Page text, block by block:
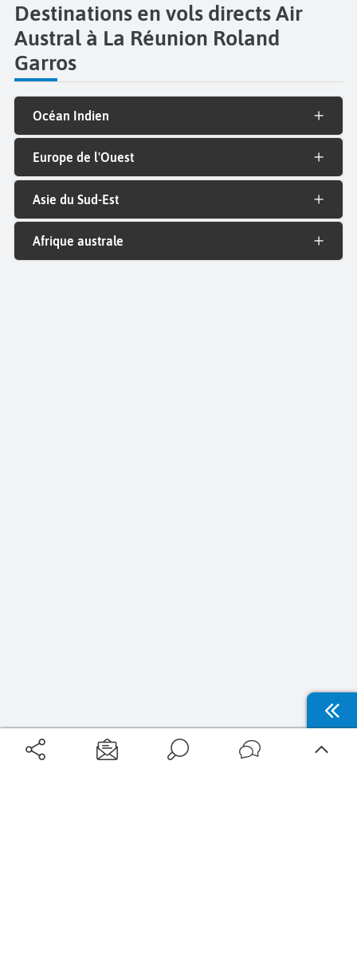
Destinations en vols directs Air
Austral à La Réunion Roland
Garros
Océan Indien
Europe de l'Ouest
Asie du Sud-Est
Afrique australe